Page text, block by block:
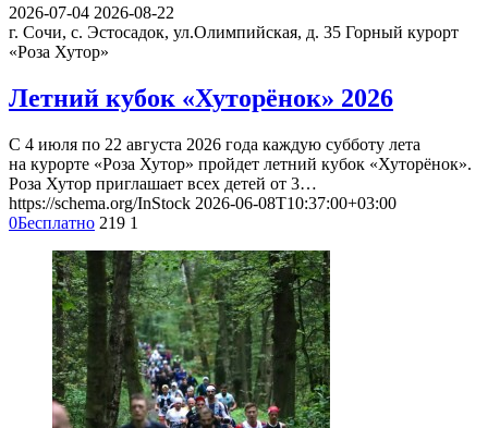
2026-07-04 2026-08-22
г. Сочи, с. Эстосадок, ул.Олимпийская, д. 35 Горный курорт
«Роза Хутор»
Летний кубок «Хуторёнок» 2026
С 4 июля по 22 августа 2026 года каждую субботу лета
на курорте «Роза Хутор» пройдет летний кубок «Хуторёнок».
Роза Хутор приглашает всех детей от 3…
https://schema.org/InStock 2026-06-08T10:37:00+03:00
0Бесплатно 219 1